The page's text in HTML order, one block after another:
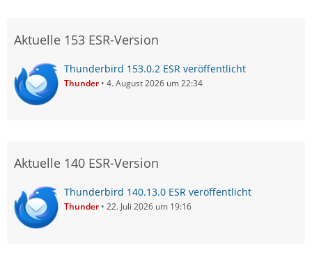
Aktuelle 153 ESR-Version
Thunderbird 153.0.2 ESR veröffentlicht
Thunder 4. August 2026 um 22:34
Aktuelle 140 ESR-Version
Thunderbird 140.13.0 ESR veröffentlicht
Thunder 22. Juli 2026 um 19:16